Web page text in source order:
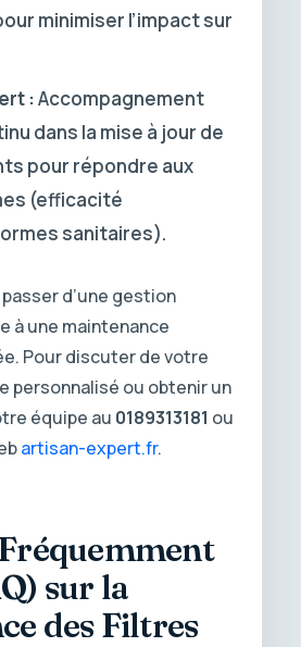
minimiser l’impact sur
:Accompagnement
dans la mise à jour de
pour répondre aux
(efficacité
sanitaires).
d’une gestion
à une maintenance
Pour discuter de votre
personnalisé ou obtenir un
équipe au 0189313181 ou
artisan-expert.fr.
sur la
des Filtres